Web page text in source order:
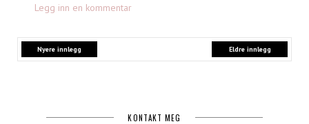
Legg inn en kommentar
Nyere innlegg Eldre innlegg
KONTAKT MEG